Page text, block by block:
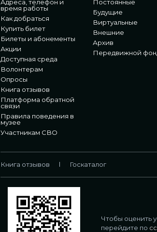
Адреса, телефон и
время работы
Как добраться
Купить билет
Билеты и абонементы
Акции
Доступная среда
Волонтерам
Опросы
Книга отзывов
Платформа обратной
связи
Правила поведения в
музее
Участникам СВО
Постоянные
Будущие
Виртуальные
Внешние
Архив
Передвижной
Книга отзывов Госкаталог
Чтобы оценить
перейдите по